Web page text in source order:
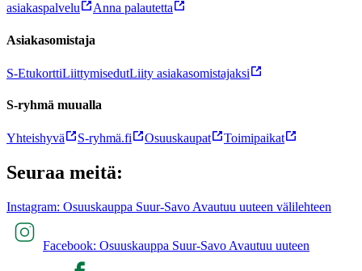
asiakaspalvelu
Anna palautetta
Asiakasomistaja
S-EtukorttiLiittymisedutLiity asiakasomistajaksi
S-ryhmä muualla
Yhteishyvä S-ryhmä.fi Osuuskaupat Toimipaikat
Seuraa meitä:
Instagram: Osuuskauppa Suur-Savo Avautuu uuteen välilehteen
Facebook: Osuuskauppa Suur-Savo Avautuu uuteen